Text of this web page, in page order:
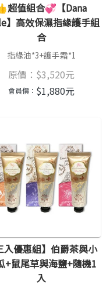
超值組合💞【Dana
】高效保濕指緣護手組
合
指緣油*3+護手霜*1
原價： $3,520元
會員價： $1,880元
入優惠組】伯爵茶與小
+鼠尾草與海鹽+隨機1
入